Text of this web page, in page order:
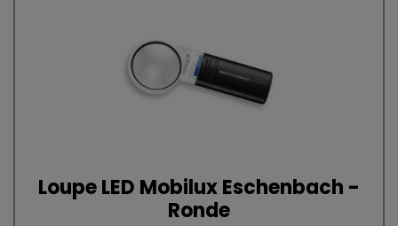
Loupe LED Mobilux Eschenbach -
Ronde